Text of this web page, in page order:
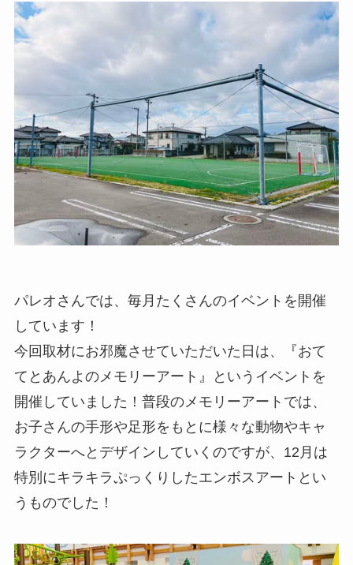
パレオさんでは、毎月たくさんのイベントを開催
しています！
今回取材にお邪魔させていただいた日は、『おて
てとあんよのメモリーアート』というイベントを
開催していました！普段のメモリーアートでは、
お子さんの手形や足形をもとに様々な動物やキャ
ラクターへとデザインしていくのですが、12月は
特別にキラキラぷっくりしたエンボスアートとい
うものでした！